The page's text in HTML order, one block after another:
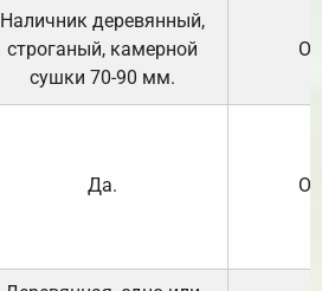
Наличник деревянный,
строганый, камерной
сушки 70-90 мм.
Да.